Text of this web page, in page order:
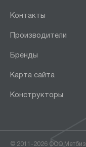
Контакты
Производители
Бренды
Карта сайта
Конструкторы
© 2011-2026 ООО Метбиз